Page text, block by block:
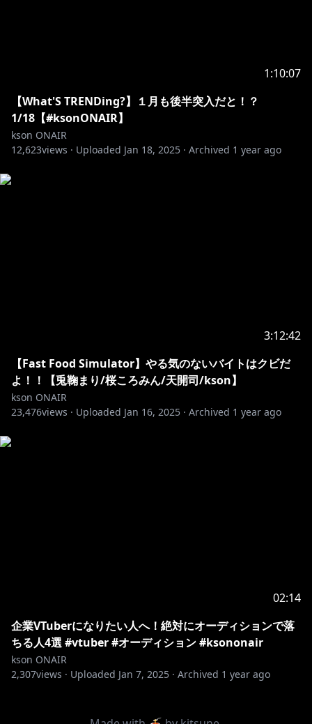
1:10:07
【What'S TRENDing?】１月も後半突入だと！？
1/18【#ksonONAIR】
kson ONAIR
12,623views · Uploaded Jan 18, 2025 · Archived 1 year ago
3:12:42
【Fast Food Simulator】やる気のないバイトはクビだ
よ！！【兎鞠まり/桜ころみん/天開司/kson】
kson ONAIR
23,476views · Uploaded Jan 16, 2025 · Archived 1 year ago
02:14
企業VTuberになりたい人へ！絶対にオーディションで落
ちる人4選 #vtuber #オーディション #ksononair
kson ONAIR
2,307views · Uploaded Jan 7, 2025 · Archived 1 year ago